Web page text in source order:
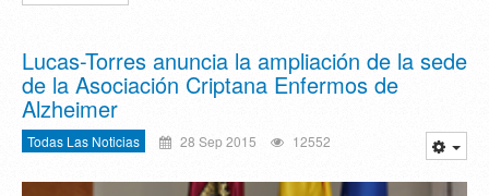
Lucas-Torres anuncia la ampliación de la sede
de la Asociación Criptana Enfermos de
Alzheimer
Todas Las Noticias 28 Sep 2015 12552